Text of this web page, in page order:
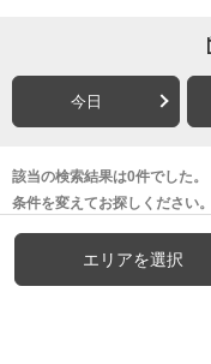
今日
該当の検索結果は0件でした。
条件を変えてお探しください。
エリアを選択